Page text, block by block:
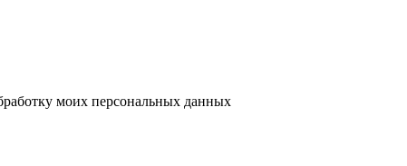
моих персональных данных